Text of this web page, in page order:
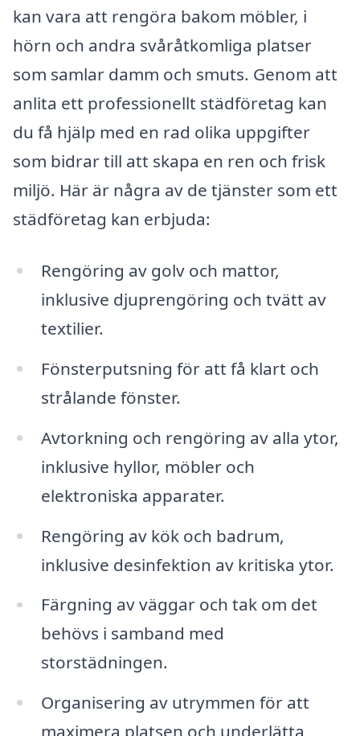
kan vara att rengöra bakom möbler, i
hörn och andra svåråtkomliga platser
som samlar damm och smuts. Genom att
anlita ett professionellt städföretag kan
du få hjälp med en rad olika uppgifter
som bidrar till att skapa en ren och frisk
miljö. Här är några av de tjänster som ett
städföretag kan erbjuda:
Rengöring av golv och mattor,
inklusive djuprengöring och tvätt av
textilier.
Fönsterputsning för att få klart och
strålande fönster.
Avtorkning och rengöring av alla ytor,
inklusive hyllor, möbler och
elektroniska apparater.
Rengöring av kök och badrum,
inklusive desinfektion av kritiska ytor.
Färgning av väggar och tak om det
behövs i samband med
storstädningen.
Organisering av utrymmen för att
maximera platsen och underlätta